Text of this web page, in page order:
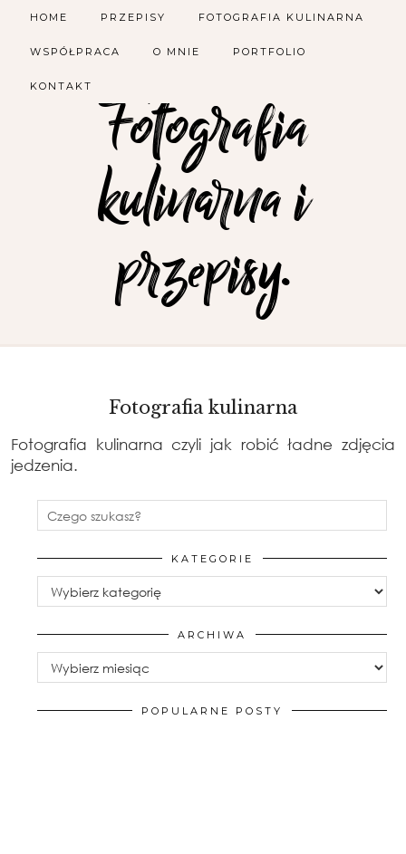
HOME PRZEPISY FOTOGRAFIA KULINARNA
WSPÓŁPRACA O MNIE PORTFOLIO
KONTAKT
Fotografia kulinarna
Fotografia kulinarna czyli jak robić ładne zdjęcia
jedzenia.
KATEGORIE
ARCHIWA
POPULARNE POSTY